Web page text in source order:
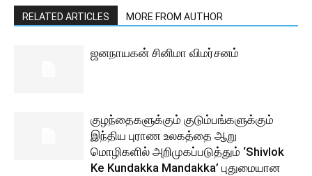
RELATED ARTICLES MORE FROM AUTHOR
ஜனநாயகன் சினிமா விமர்சனம்
குழந்தைகளுக்கும் குடும்பங்களுக்கும்
இந்திய புராண உலகத்தை ஆறு
மொழிகளில் அறிமுகப்படுத்தும் ‘Shivlok
Ke Kundakka Mandakka’ புதுமையான